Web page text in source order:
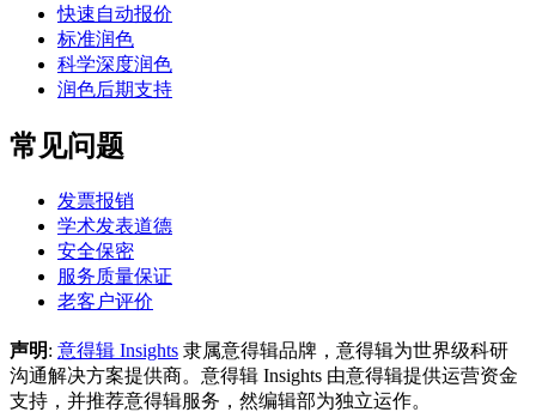
快速自动报价
标准润色
科学深度润色
润色后期支持
常见问题
发票报销
学术发表道德
安全保密
服务质量保证
老客户评价
声明: 意得辑 Insights 隶属意得辑品牌，意得辑为世界级科研
沟通解决方案提供商。意得辑 Insights 由意得辑提供运营资金
支持，并推荐意得辑服务，然编辑部为独立运作。